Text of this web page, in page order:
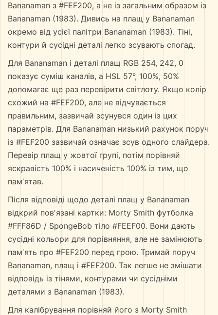
Bananaman з #FEF200, а не із загальним образом із
Bananaman (1983). Дивись на плащ у Bananaman
окремо від усієї палітри Bananaman (1983). Тіні,
контури й сусідні деталі легко зсувають спогад.
Для Bananaman і деталі плащ RGB 254, 242, 0
показує суміш каналів, а HSL 57°, 100%, 50%
допомагає ще раз перевірити світлоту. Якщо колір
схожий на #FEF200, але не відчувається
правильним, зазвичай зсунувся один із цих
параметрів. Для Bananaman низький рахунок поруч
із #FEF200 зазвичай означає зсув одного слайдера.
Перевір плащ у жовтої групі, потім порівняй
яскравість 100% і насиченість 100% із тим, що
памʼятав.
Після відповіді щодо деталі плащ у Bananaman
відкрий повʼязані картки: Morty Smith футболка
#FFF86D / SpongeBob тіло #FEEF00. Вони дають
сусідні кольори для порівняння, але не замінюють
памʼять про #FEF200 перед грою. Тримай поруч
Bananaman, плащ і #FEF200. Так легше не змішати
відповідь із тінями, контурами чи сусідніми
деталями з Bananaman (1983).
Для калібрування порівняй його з Morty Smith